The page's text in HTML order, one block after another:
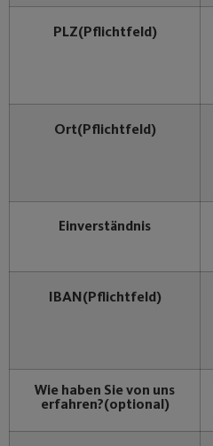
PLZ(Pflichtfeld)
Ort(Pflichtfeld)
Einverständnis
IBAN(Pflichtfeld)
Wie haben Sie von uns
erfahren?(optional)